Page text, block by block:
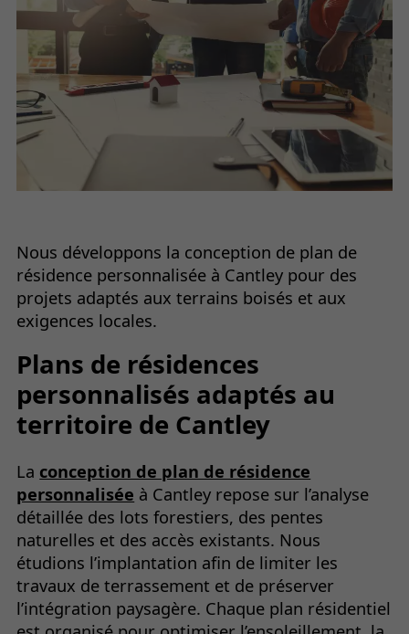
Nous développons la conception de plan de
résidence personnalisée à Cantley pour des
projets adaptés aux terrains boisés et aux
exigences locales.
Plans de résidences
personnalisés adaptés au
territoire de Cantley
La conception de plan de résidence
personnalisée à Cantley repose sur l’analyse
détaillée des lots forestiers, des pentes
naturelles et des accès existants. Nous
étudions l’implantation afin de limiter les
travaux de terrassement et de préserver
l’intégration paysagère. Chaque plan résidentiel